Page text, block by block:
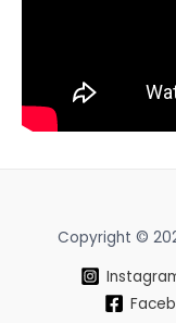
Copyright ©